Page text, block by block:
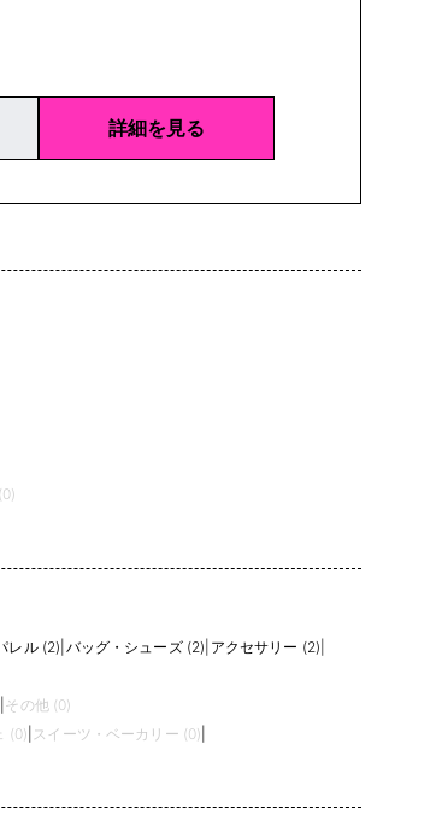
詳細を見る
レル (2) バッグ・シューズ (2) アクセサリー (2)
その他 (0)
(0) スイーツ・ベーカリー (0)